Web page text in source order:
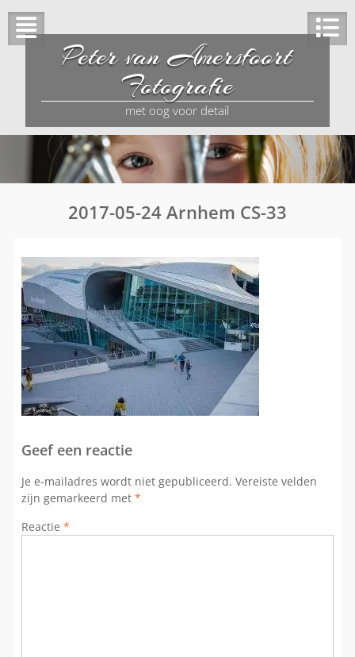
Peter van Amersfoort
Fotografie
met oog voor detail
2017-05-24 Arnhem CS-33
Geef een reactie
Je e-mailadres wordt niet gepubliceerd. Vereiste velden
zijn gemarkeerd met *
Reactie *